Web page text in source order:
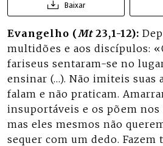
Baixar
Evangelho (Mt23,1-12):
multidões e aos discípulos:
fariseus sentaram-se no
ensinar (…). Não imiteis suas
falam e não praticam.
insuportáveis e os põem
mas eles mesmos não
sequer com um dedo. Fazem